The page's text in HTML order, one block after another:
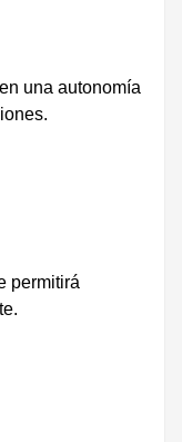
una autonomía
permitirá